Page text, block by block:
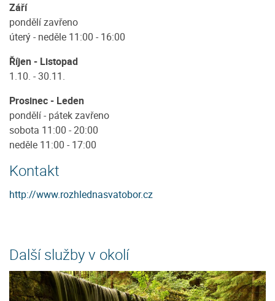
Září
pondělí zavřeno
úterý - neděle 11:00 - 16:00
Říjen - Listopad
1.10. - 30.11.
Prosinec - Leden
pondělí - pátek zavřeno
sobota 11:00 - 20:00
neděle 11:00 - 17:00
Kontakt
http://www.rozhlednasvatobor.cz
Další služby v okolí